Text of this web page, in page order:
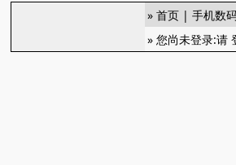
»首页 |手机数
» 您尚未登录:请